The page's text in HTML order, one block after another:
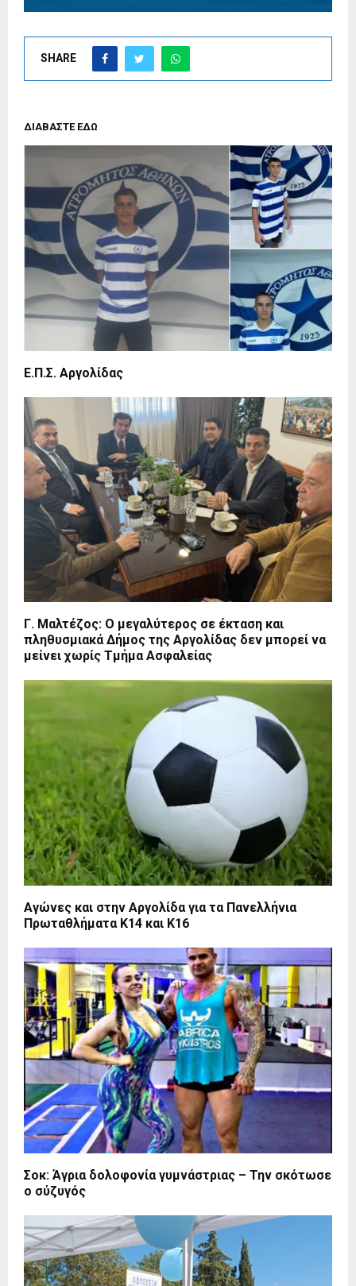
SHARE
ΔΙΑΒΑΣΤΕ ΕΔΩ
Ε.Π.Σ. Αργολίδας
Γ. Μαλτέζος: Ο μεγαλύτερος σε έκταση και
πληθυσμιακά Δήμος της Αργολίδας δεν μπορεί να
μείνει χωρίς Τμήμα Ασφαλείας
Αγώνες και στην Αργολίδα για τα Πανελλήνια
Πρωταθλήματα Κ14 και Κ16
Σοκ: Άγρια δολοφονία γυμνάστριας – Την σκότωσε
ο σύζυγός